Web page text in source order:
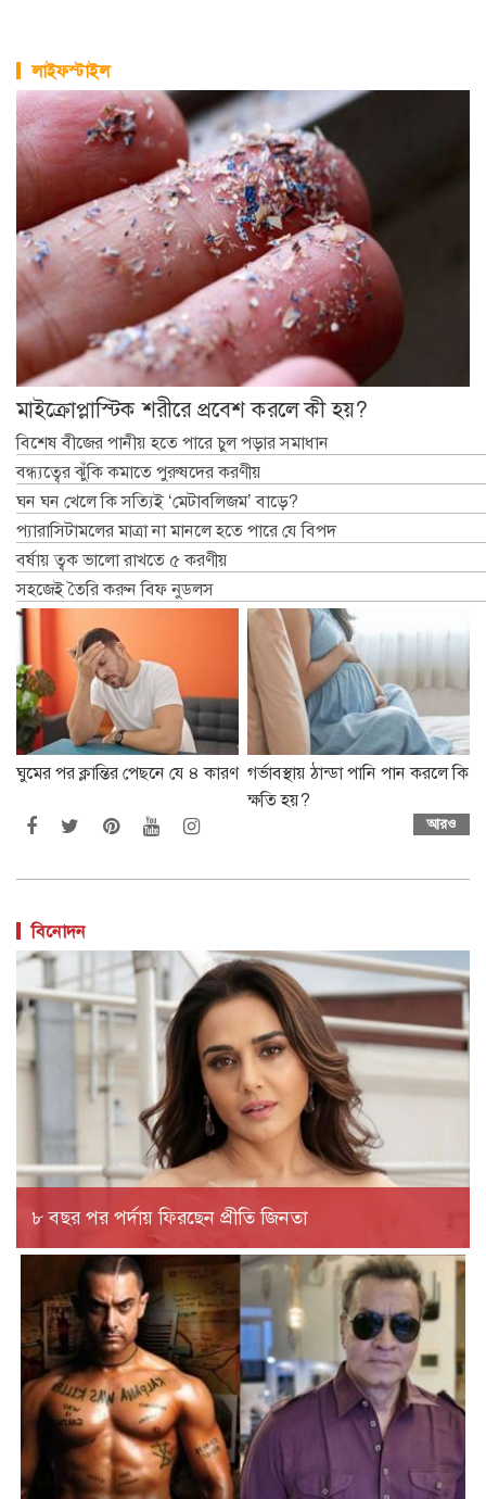
লাইফস্টাইল
মাইক্রোপ্লাস্টিক শরীরে প্রবেশ করলে কী হয়?
বিশেষ বীজের পানীয় হতে পারে চুল পড়ার সমাধান
বন্ধ্যত্বের ঝুঁকি কমাতে পুরুষদের করণীয়
ঘন ঘন খেলে কি সত্যিই ‘মেটাবলিজম’ বাড়ে?
প্যারাসিটামলের মাত্রা না মানলে হতে পারে যে বিপদ
বর্ষায় ত্বক ভালো রাখতে ৫ করণীয়
সহজেই তৈরি করুন বিফ নুডলস
ঘুমের পর ক্লান্তির পেছনে যে ৪ কারণ গর্ভাবস্থায় ঠান্ডা পানি পান করলে কি
ক্ষতি হয়?
আরও
বিনোদন
৮ বছর পর পর্দায় ফিরছেন প্রীতি জিনতা